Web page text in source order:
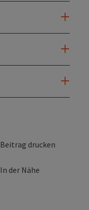
Beitrag drucken
In der Nähe